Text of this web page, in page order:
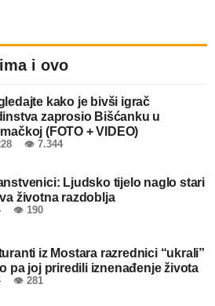
i ovo
kako je bivši igrač
zaprosio Bišćanku u
(FOTO + VIDEO)
👁 7.344
Ljudsko tijelo naglo stari
životna razdoblja
👁 190
iz Mostara razrednici “ukrali”
pa joj priredili iznenađenje života
👁 281